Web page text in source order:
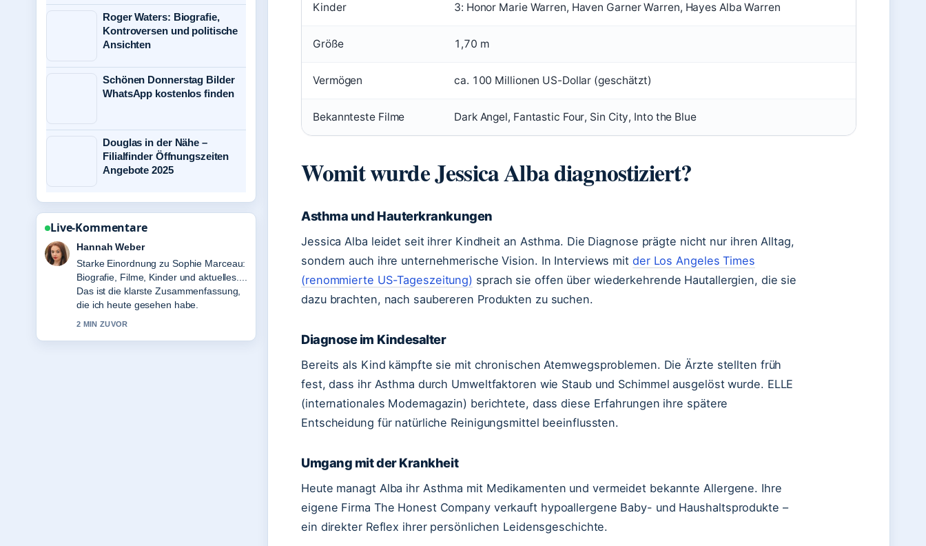
Kinder 3: Honor Marie Warren, Haven Garner Warren, Hayes Alba Warren
Größe 1,70 m
Vermögen ca. 100 Millionen US-Dollar (geschätzt)
Bekannteste Filme Dark Angel, Fantastic Four, Sin City, Into the Blue
Womit wurde Jessica Alba diagnostiziert?
Asthma und Hauterkrankungen
Jessica Alba leidet seit ihrer Kindheit an Asthma. Die Diagnose prägte nicht nur ihren Alltag,
sondern auch ihre unternehmerische Vision. In Interviews mit der Los Angeles Times
(renommierte US-Tageszeitung) sprach sie offen über wiederkehrende Hautallergien, die sie
dazu brachten, nach saubereren Produkten zu suchen.
Diagnose im Kindesalter
Bereits als Kind kämpfte sie mit chronischen Atemwegsproblemen. Die Ärzte stellten früh
fest, dass ihr Asthma durch Umweltfaktoren wie Staub und Schimmel ausgelöst wurde. ELLE
(internationales Modemagazin) berichtete, dass diese Erfahrungen ihre spätere
Entscheidung für natürliche Reinigungsmittel beeinflussten.
Umgang mit der Krankheit
Heute managt Alba ihr Asthma mit Medikamenten und vermeidet bekannte Allergene. Ihre
eigene Firma The Honest Company verkauft hypoallergene Baby- und Haushaltsprodukte –
ein direkter Reflex ihrer persönlichen Leidensgeschichte.
Roger Waters: Biografie,
Kontroversen und politische
Ansichten
Schönen Donnerstag Bilder
WhatsApp kostenlos finden
Douglas in der Nähe –
Filialfinder Öffnungszeiten
Angebote 2025
Live-Kommentare
Tim Vogel
Verfolge Klaas Heufer-Umlauf: Kinder,
Partnerin &#038; Vermögen genau –
schaetze den ausgewogenen Ton hier.
4 MIN ZUVOR